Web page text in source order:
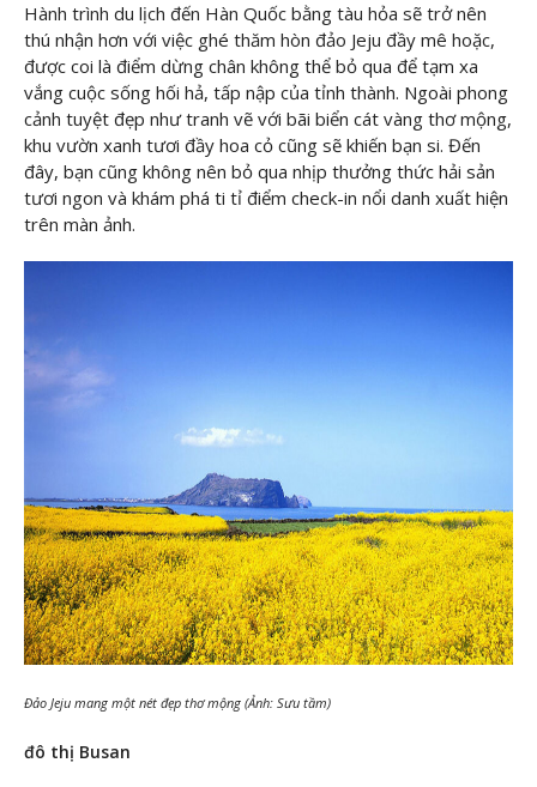
Hành trình du lịch đến Hàn Quốc bằng tàu hỏa sẽ trở nên
thú nhận hơn với việc ghé thăm hòn đảo Jeju đầy mê hoặc,
được coi là điểm dừng chân không thể bỏ qua để tạm xa
vắng cuộc sống hối hả, tấp nập của tỉnh thành. Ngoài phong
cảnh tuyệt đẹp như tranh vẽ với bãi biển cát vàng thơ mộng,
khu vườn xanh tươi đầy hoa cỏ cũng sẽ khiến bạn si. Đến
đây, bạn cũng không nên bỏ qua nhịp thưởng thức hải sản
tươi ngon và khám phá ti tỉ điểm check-in nổi danh xuất hiện
trên màn ảnh.
Đảo Jeju mang một nét đẹp thơ mộng (Ảnh: Sưu tầm)
đô thị Busan